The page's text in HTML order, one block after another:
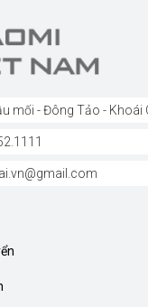
mối - Đông Tảo - Khoái